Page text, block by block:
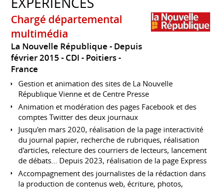
Chargé départemental
multimédia
La Nouvelle République
Depuis
février 2015 CDI
Poitiers
France
Gestion et animation des sites de La Nouvelle
République Vienne et de Centre Presse
Animation et modération des pages Facebook et des
comptes Twitter des deux journaux
Jusqu'en mars 2020, réalisation de la page interactivité
du journal papier, recherche de rubriques, réalisation
d'articles, relecture des courriers de lecteurs, lancement
de débats... Depuis 2023, réalisation de la page Express
Accompagnement des journalistes de la rédaction dans
la production de contenus web, écriture, photos,